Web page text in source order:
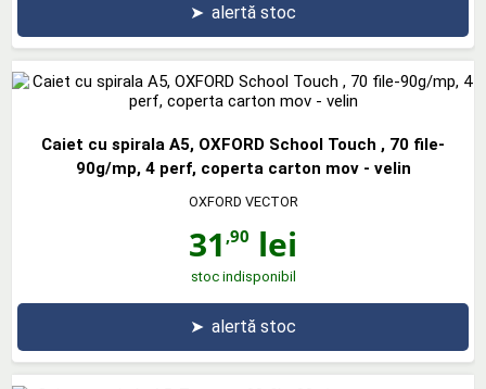
➤ alertă stoc
Caiet cu spirala A5, OXFORD School Touch , 70 file-
90g/mp, 4 perf, coperta carton mov - velin
OXFORD VECTOR
31 ,90 lei
stoc indisponibil
➤ alertă stoc